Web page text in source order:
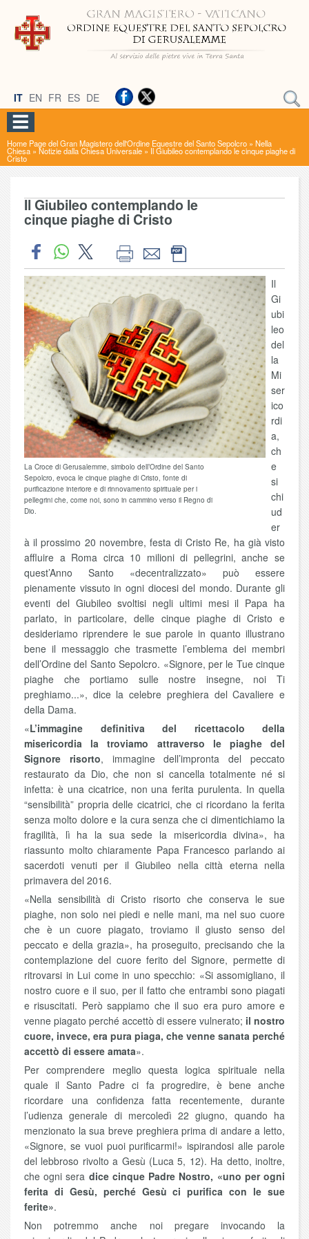
IT EN FR ES DE
Home Page del Gran Magistero dell'Ordine Equestre del Santo Sepolcro » Nella
Chiesa »Notizie dalla Chiesa Universale » Il Giubileo contemplando le cinque piaghe di
Cristo
Il Giubileo contemplando le
cinque piaghe di Cristo
La Croce di Gerusalemme, simbolo dell’Ordine del Santo
Sepolcro, evoca le cinque piaghe di Cristo, fonte di
purificazione interiore e di rinnovamento spirituale per i
pellegrini che, come noi, sono in cammino verso il Regno di
Dio.
Il
Gi
ubi
leo
del
la
Mi
ser
ico
rdi
a,
ch
e
si
chi
ud
er
à il prossimo 20 novembre, festa di Cristo Re, ha già visto
affluire a Roma circa 10 milioni di pellegrini, anche se
quest’Anno Santo «decentralizzato» può essere
pienamente vissuto in ogni diocesi del mondo. Durante gli
eventi del Giubileo svoltisi negli ultimi mesi il Papa ha
parlato, in particolare, delle cinque piaghe di Cristo e
desideriamo riprendere le sue parole in quanto illustrano
bene il messaggio che trasmette l’emblema dei membri
dell’Ordine del Santo Sepolcro. «Signore, per le Tue cinque
piaghe che portiamo sulle nostre insegne, noi Ti
preghiamo...», dice la celebre preghiera del Cavaliere e
della Dama.
«L’immagine definitiva del ricettacolo della
misericordia la troviamo attraverso le piaghe del
Signore risorto, immagine dell’impronta del peccato
restaurato da Dio, che non si cancella totalmente né si
infetta: è una cicatrice, non una ferita purulenta. In quella
“sensibilità” propria delle cicatrici, che ci ricordano la ferita
senza molto dolore e la cura senza che ci dimentichiamo la
fragilità, lì ha la sua sede la misericordia divina», ha
riassunto molto chiaramente Papa Francesco parlando ai
sacerdoti venuti per il Giubileo nella città eterna nella
primavera del 2016.
«Nella sensibilità di Cristo risorto che conserva le sue
piaghe, non solo nei piedi e nelle mani, ma nel suo cuore
che è un cuore piagato, troviamo il giusto senso del
peccato e della grazia», ha proseguito, precisando che la
contemplazione del cuore ferito del Signore, permette di
ritrovarsi in Lui come in uno specchio: «Si assomigliano, il
nostro cuore e il suo, per il fatto che entrambi sono piagati
e risuscitati. Però sappiamo che il suo era puro amore e
venne piagato perché accettò di essere vulnerato; il nostro
cuore, invece, era pura piaga, che venne sanata perché
accettò di essere amata».
Per comprendere meglio questa logica spirituale nella
quale il Santo Padre ci fa progredire, è bene anche
ricordare una confidenza fatta recentemente, durante
l’udienza generale di mercoledì 22 giugno, quando ha
menzionato la sua breve preghiera prima di andare a letto,
«Signore, se vuoi puoi purificarmi!» ispirandosi alle parole
del lebbroso rivolto a Gesù (Luca 5, 12). Ha detto, inoltre,
che ogni sera dice cinque Padre Nostro, «uno per ogni
ferita di Gesù, perché Gesù ci purifica con le sue
ferite».
Non potremmo anche noi pregare invocando la